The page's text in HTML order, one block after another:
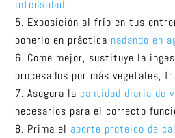
intensidad.
Exposición al frío en tus
ponerlo en práctica nadando en
Come mejor, sustituye la
procesados por más vegetales,
Asegura la cantidad diaria de
necesarios para el correcto
Prima el aporte proteico de